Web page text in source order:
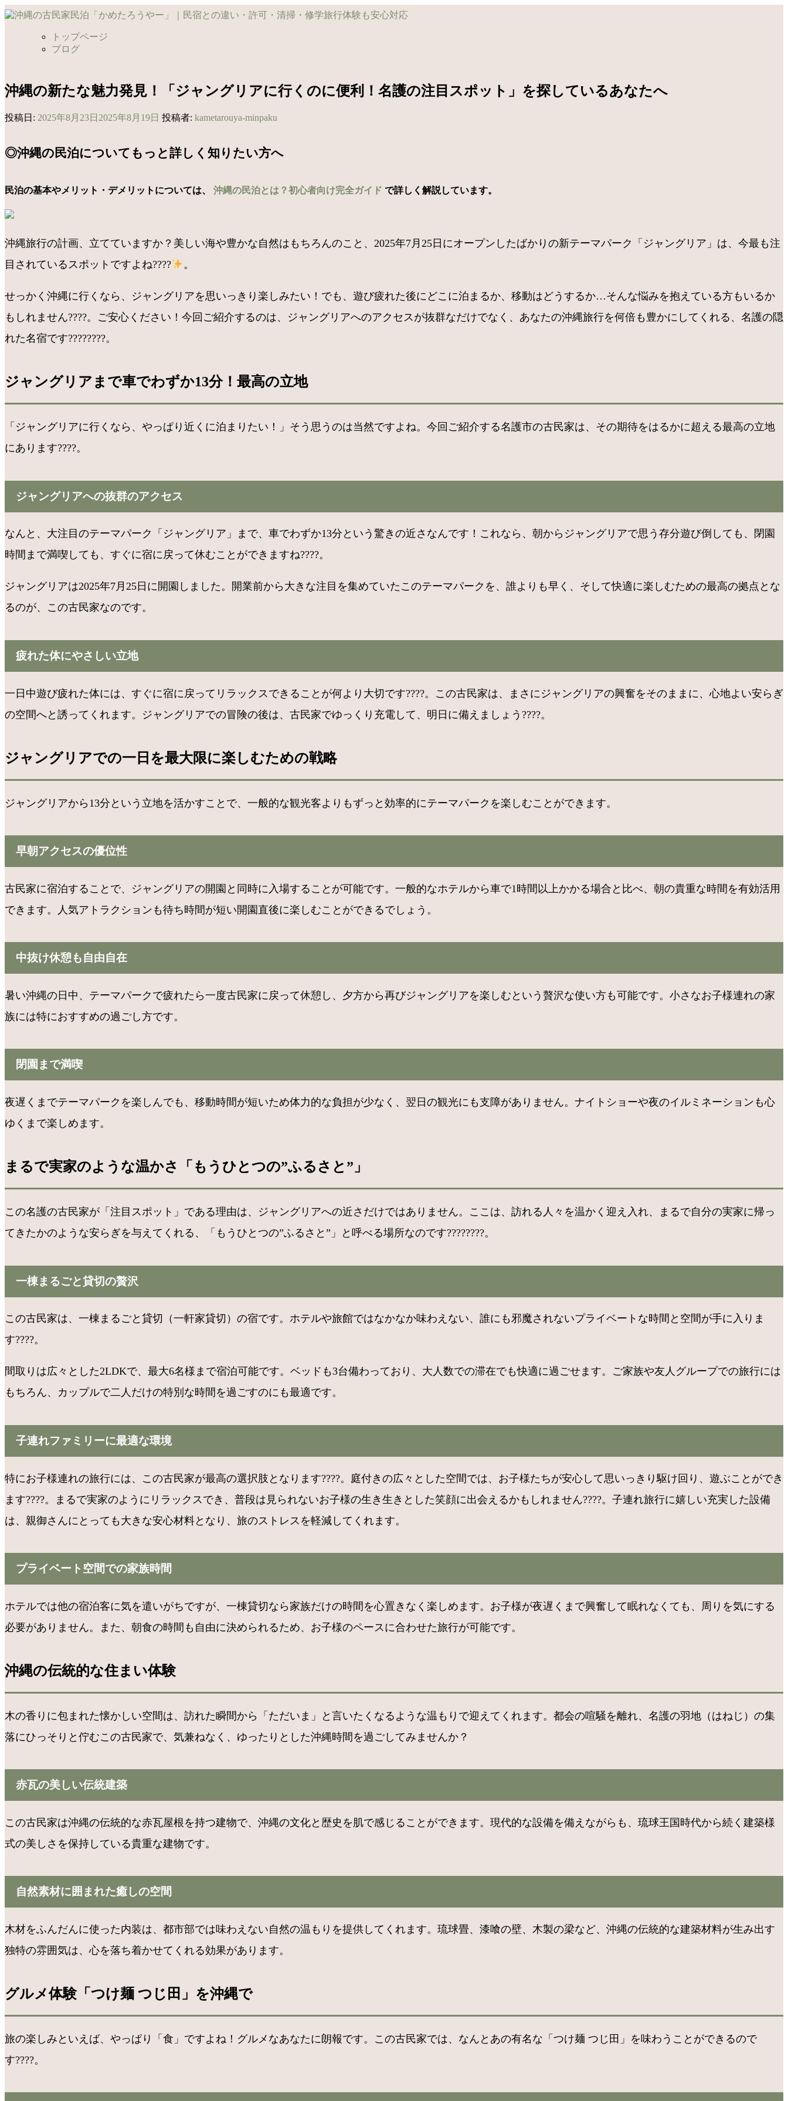
コ
ン
ス
キ
プ
トップページ
ブログ
沖縄の新たな魅力発見！「ジャングリアに行くのに便利！名護の注目スポット」を探しているあなたへ
投稿日: 2025年8月23日 2025年8月19日 投稿者: kametarouya-minpaku
◎沖縄の民泊についてもっと詳しく知りたい方へ
民泊の基本やメリット・デメリットについては、 沖縄の民泊とは？初心者向け完全ガイド で詳しく解説しています。
沖縄旅行の計画、立てていますか？美しい海や豊かな自然はもちろんのこと、2025年7月25日にオープンしたばかりの新テーマパーク「ジャングリア」は、今最も注
目されているスポットですよね????
。
せっかく沖縄に行くなら、ジャングリアを思いっきり楽しみたい！でも、遊び疲れた後にどこに泊まるか、移動はどうするか…そんな悩みを抱えている方もいるか
もしれません????。ご安心ください！今回ご紹介するのは、ジャングリアへのアクセスが抜群なだけでなく、あなたの沖縄旅行を何倍も豊かにしてくれる、名護の隠
れた名宿です????????。
ジャングリアまで車でわずか13分！最高の立地
「ジャングリアに行くなら、やっぱり近くに泊まりたい！」そう思うのは当然ですよね。今回ご紹介する名護市の古民家は、その期待をはるかに超える最高の立地
にあります????。
ジャングリアへの抜群のアクセス
なんと、大注目のテーマパーク「ジャングリア」まで、車でわずか13分という驚きの近さなんです！これなら、朝からジャングリアで思う存分遊び倒しても、閉園
時間まで満喫しても、すぐに宿に戻って休むことができますね????。
ジャングリアは2025年7月25日に開園しました。開業前から大きな注目を集めていたこのテーマパークを、誰よりも早く、そして快適に楽しむための最高の拠点とな
るのが、この古民家なのです。
疲れた体にやさしい立地
一日中遊び疲れた体には、すぐに宿に戻ってリラックスできることが何より大切です????。この古民家は、まさにジャングリアの興奮をそのままに、心地よい安らぎ
の空間へと誘ってくれます。ジャングリアでの冒険の後は、古民家でゆっくり充電して、明日に備えましょう????。
ジャングリアでの一日を最大限に楽しむための戦略
ジャングリアから13分という立地を活かすことで、一般的な観光客よりもずっと効率的にテーマパークを楽しむことができます。
早朝アクセスの優位性
古民家に宿泊することで、ジャングリアの開園と同時に入場することが可能です。一般的なホテルから車で1時間以上かかる場合と比べ、朝の貴重な時間を有効活用
できます。人気アトラクションも待ち時間が短い開園直後に楽しむことができるでしょう。
中抜け休憩も自由自在
暑い沖縄の日中、テーマパークで疲れたら一度古民家に戻って休憩し、夕方から再びジャングリアを楽しむという贅沢な使い方も可能です。小さなお子様連れの家
族には特におすすめの過ごし方です。
閉園まで満喫
夜遅くまでテーマパークを楽しんでも、移動時間が短いため体力的な負担が少なく、翌日の観光にも支障がありません。ナイトショーや夜のイルミネーションも心
ゆくまで楽しめます。
まるで実家のような温かさ「もうひとつの”ふるさと”」
この名護の古民家が「注目スポット」である理由は、ジャングリアへの近さだけではありません。ここは、訪れる人々を温かく迎え入れ、まるで自分の実家に帰っ
てきたかのような安らぎを与えてくれる、「もうひとつの”ふるさと”」と呼べる場所なのです????????。
一棟まるごと貸切の贅沢
この古民家は、一棟まるごと貸切（一軒家貸切）の宿です。ホテルや旅館ではなかなか味わえない、誰にも邪魔されないプライベートな時間と空間が手に入りま
す????️。
間取りは広々とした2LDKで、最大6名様まで宿泊可能です。ベッドも3台備わっており、大人数での滞在でも快適に過ごせます。ご家族や友人グループでの旅行には
もちろん、カップルで二人だけの特別な時間を過ごすのにも最適です。
子連れファミリーに最適な環境
特にお子様連れの旅行には、この古民家が最高の選択肢となります????。庭付きの広々とした空間では、お子様たちが安心して思いっきり駆け回り、遊ぶことができ
ます????。まるで実家のようにリラックスでき、普段は見られないお子様の生き生きとした笑顔に出会えるかもしれません????。子連れ旅行に嬉しい充実した設備
は、親御さんにとっても大きな安心材料となり、旅のストレスを軽減してくれます。
プライベート空間での家族時間
ホテルでは他の宿泊客に気を遣いがちですが、一棟貸切なら家族だけの時間を心置きなく楽しめます。お子様が夜遅くまで興奮して眠れなくても、周りを気にする
必要がありません。また、朝食の時間も自由に決められるため、お子様のペースに合わせた旅行が可能です。
沖縄の伝統的な住まい体験
木の香りに包まれた懐かしい空間は、訪れた瞬間から「ただいま」と言いたくなるような温もりで迎えてくれます。都会の喧騒を離れ、名護の羽地（はねじ）の集
落にひっそりと佇むこの古民家で、気兼ねなく、ゆったりとした沖縄時間を過ごしてみませんか？
赤瓦の美しい伝統建築
この古民家は沖縄の伝統的な赤瓦屋根を持つ建物で、沖縄の文化と歴史を肌で感じることができます。現代的な設備を備えながらも、琉球王国時代から続く建築様
式の美しさを保持している貴重な建物です。
自然素材に囲まれた癒しの空間
木材をふんだんに使った内装は、都市部では味わえない自然の温もりを提供してくれます。琉球畳、漆喰の壁、木製の梁など、沖縄の伝統的な建築材料が生み出す
独特の雰囲気は、心を落ち着かせてくれる効果があります。
グルメ体験「つけ麺 つじ田」を沖縄で
旅の楽しみといえば、やっぱり「食」ですよね！グルメなあなたに朗報です。この古民家では、なんとあの有名な「つけ麺 つじ田」を味わうことができるので
す????。